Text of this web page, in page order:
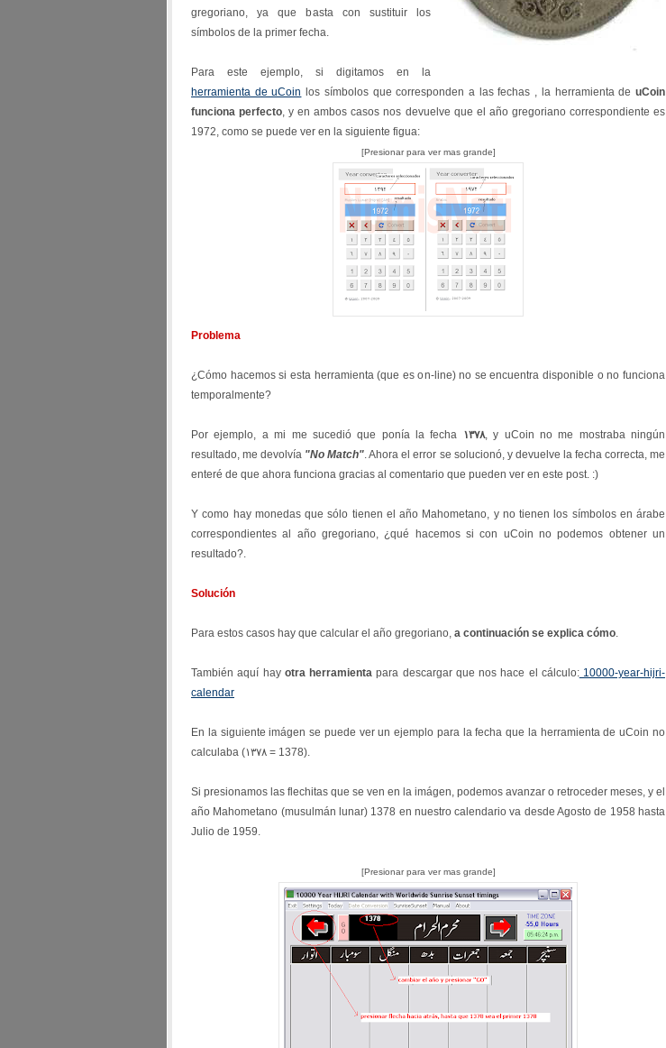
gregoriano, ya que basta con sustituir los
símbolos de la primer fecha.
Para este ejemplo, si digitamos en la
herramienta de uCoin
los símbolos que corresponden a las fechas , la herramienta deuCoin
funciona perfecto, y en ambos casos nos devuelve que el año gregoriano correspondiente es
1972, como se puede ver en la siguiente figua:
[Presionar para ver mas grande]
Problema
¿Cómo hacemos si esta herramienta (que es on-line) no se encuentra disponible o no funciona
temporalmente?
Por ejemplo, a mi me sucedió que ponía la fecha ١٣٧٨, y uCoin no me mostraba ningún
resultado, me devolvía "No Match". Ahora el error se solucionó, y devuelve la fecha correcta, me
enteré de que ahora funciona gracias al comentario que pueden ver en este post. :)
Y como hay monedas que sólo tienen el año Mahometano, y no tienen los símbolos en árabe
correspondientes al año gregoriano, ¿qué hacemos si con uCoin no podemos obtener un
resultado?.
Solución
Para estos casos hay que calcular el año gregoriano, a continuación se explica cómo.
También aquí hay otra herramienta para descargar que nos hace el cálculo:10000-year-hijri-
calendar
En la siguiente imágen se puede ver un ejemplo para la fecha que la herramienta de uCoin no
calculaba (١٣٧٨ = 1378).
Si presionamos las flechitas que se ven en la imágen, podemos avanzar o retroceder meses, y el
año Mahometano (musulmán lunar) 1378 en nuestro calendario va desde Agosto de 1958 hasta
Julio de 1959.
[Presionar para ver mas grande]